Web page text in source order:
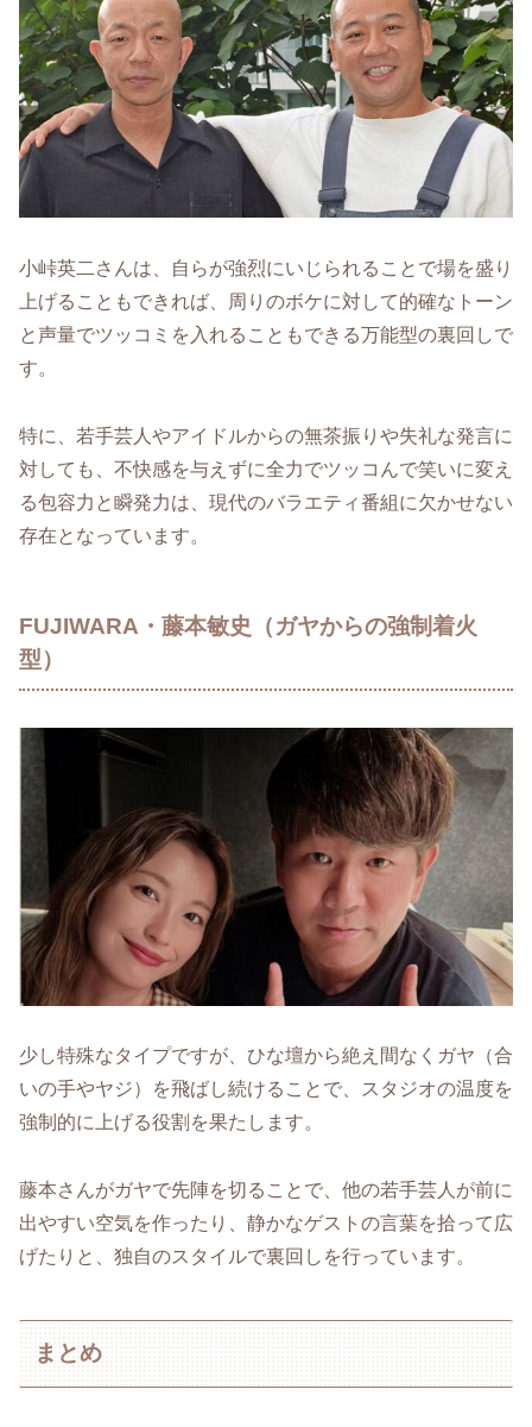
小峠英二さんは、自らが強烈にいじられることで場を盛り
上げることもできれば、周りのボケに対して的確なトーン
と声量でツッコミを入れることもできる万能型の裏回しで
す。
特に、若手芸人やアイドルからの無茶振りや失礼な発言に
対しても、不快感を与えずに全力でツッコんで笑いに変え
る包容力と瞬発力は、現代のバラエティ番組に欠かせない
存在となっています。
FUJIWARA・藤本敏史（ガヤからの強制着火
型）
少し特殊なタイプですが、ひな壇から絶え間なくガヤ（合
いの手やヤジ）を飛ばし続けることで、スタジオの温度を
強制的に上げる役割を果たします。
藤本さんがガヤで先陣を切ることで、他の若手芸人が前に
出やすい空気を作ったり、静かなゲストの言葉を拾って広
げたりと、独自のスタイルで裏回しを行っています。
まとめ